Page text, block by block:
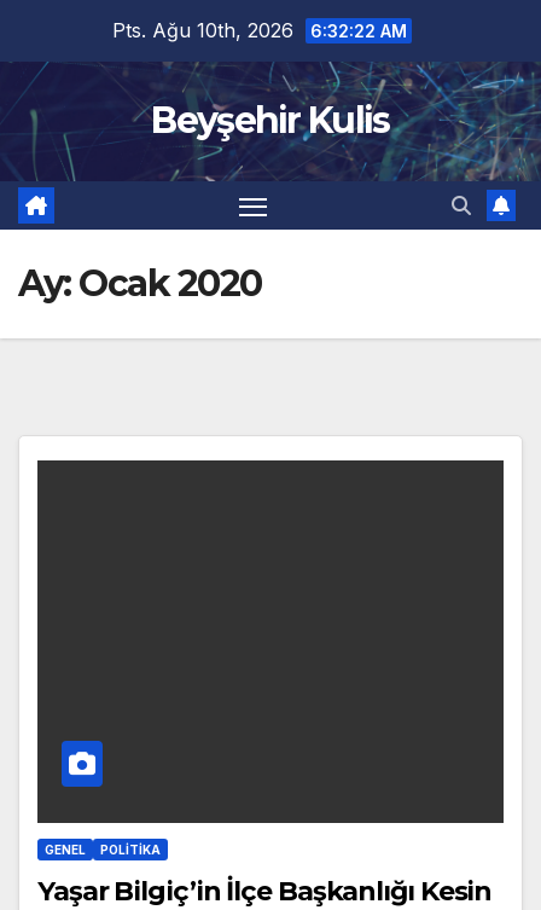
content
Pts. Ağu 10th, 2026 6:32:23 AM
Beyşehir Kulis
Ay:Ocak 2020
GENEL POLITIKA
Yaşar Bilgiç’in İlçe Başkanlığı Kesin